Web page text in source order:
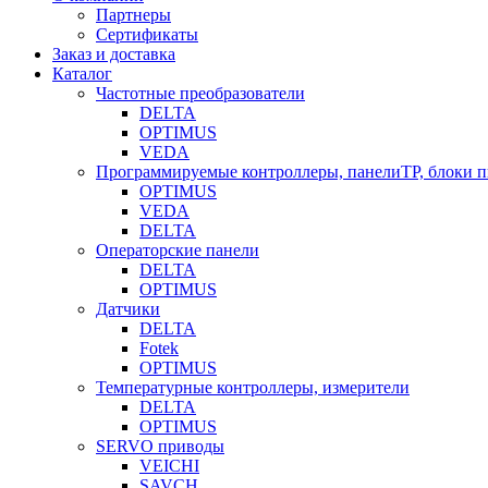
Партнеры
Сертификаты
Заказ и доставка
Каталог
Частотные преобразователи
DELTA
OPTIMUS
VEDA
Программируемые контроллеры, панелиTP, блоки
OPTIMUS
VEDA
DELTA
Операторские панели
DELTA
OPTIMUS
Датчики
DELTA
Fotek
OPTIMUS
Температурные контроллеры, измерители
DELTA
OPTIMUS
SERVO приводы
VEICHI